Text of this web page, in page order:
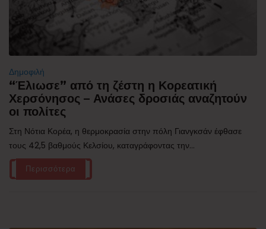
Δημοφιλή
“Έλιωσε” από τη ζέστη η Κορεατική
Χερσόνησος – Ανάσες δροσιάς αναζητούν
οι πολίτες
Στη Νότια Κορέα, η θερμοκρασία στην πόλη Γιανγκσάν έφθασε
τους 42,5 βαθμούς Κελσίου, καταγράφοντας την...
Περισσότερα